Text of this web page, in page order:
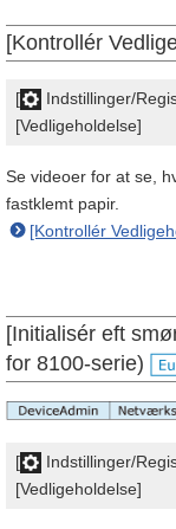
[Kontrollér
[ Indstillinger/
[Vedligeholdelse]
Se videoer for at se,
fastklemt papir.
[Kontrollér
[Initialisér eft
for 8100-serie)
[ Indstillinger/
[Vedligeholdelse]